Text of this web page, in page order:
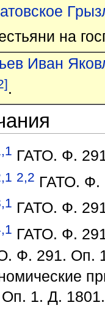
на
Иван
.
ГАТО. Ф.
2,2 ГАТО. Ф.
ГАТО. Ф.
ГАТО. Ф.
Ф. 291. Оп.
1. Д.